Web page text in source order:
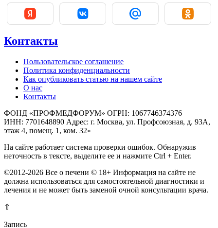
Контакты
Пользовательское соглашение
Политика конфиденциальности
Как опубликовать статью на нашем сайте
О нас
Контакты
ФОНД «ПРОФМЕДФОРУМ» ОГРН: 1067746374376
ИНН: 7701648890 Адрес: г. Москва, ул. Профсоюзная, д. 93А,
этаж 4, помещ. 1, ком. 32»
На сайте работает система проверки ошибок. Обнаружив
неточность в тексте, выделите ее и нажмите Ctrl + Enter.
©2012-2026 Все о печени © 18+ Информация на сайте не
должна использоваться для самостоятельной диагностики и
лечения и не может быть заменой очной консультации врача.
⇧
Запись